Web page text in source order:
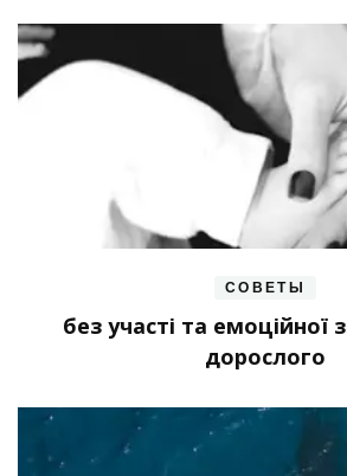
СОВЕТЫ
без участі та емоційної
дорослого